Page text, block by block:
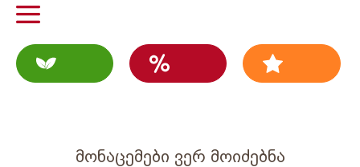
მონაცემები ვერ მოიძებნა